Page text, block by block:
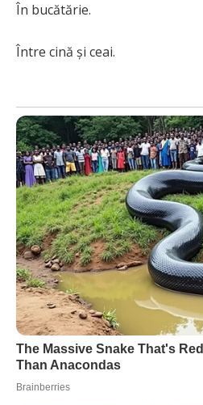
În bucătărie.
Între cină și ceai.